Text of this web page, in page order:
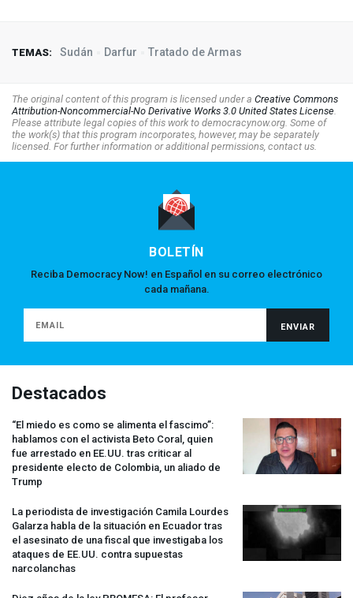
TEMAS: Sudán Darfur Tratado de Armas
The original content of this program is licensed under a Creative Commons
Attribution-Noncommercial-No Derivative Works 3.0 United States License.
Please attribute legal copies of this work to democracynow.org. Some of
the work(s) that this program incorporates, however, may be separately
licensed. For further information or additional permissions, contact us.
BOLETÍN
Reciba Democracy Now! en Español en su correo electrónico
cada mañana.
Destacados
“El miedo es como se alimenta el fascimo”:
hablamos con el activista Beto Coral, quien
fue arrestado en EE.UU. tras criticar al
presidente electo de Colombia, un aliado de
Trump
La periodista de investigación Camila Lourdes
Galarza habla de la situación en Ecuador tras
el asesinato de una fiscal que investigaba los
ataques de EE.UU. contra supuestas
narcolanchas